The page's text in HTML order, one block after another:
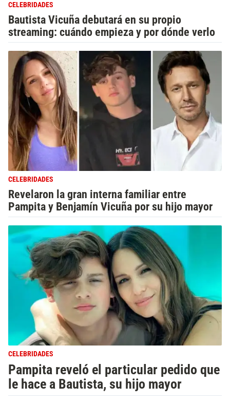
CELEBRIDADES
Bautista Vicuña debutará en su propio
streaming: cuándo empieza y por dónde verlo
CELEBRIDADES
Revelaron la gran interna familiar entre
Pampita y Benjamín Vicuña por su hijo mayor
CELEBRIDADES
Pampita reveló el particular pedido que
le hace a Bautista, su hijo mayor